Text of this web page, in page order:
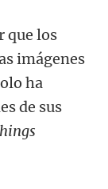
que los
imágenes
ha
de sus